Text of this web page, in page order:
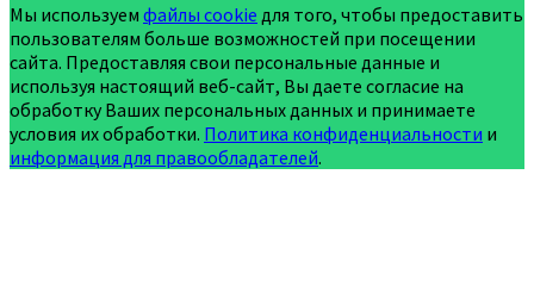
Мы используем файлы cookie для того, чтобы предоставить
пользователям больше возможностей при посещении
сайта. Предоставляя свои персональные данные и
используя настоящий веб-сайт, Вы даете согласие на
обработку Ваших персональных данных и принимаете
условия их обработки. Политика конфиденциальности и
информация для правообладателей.